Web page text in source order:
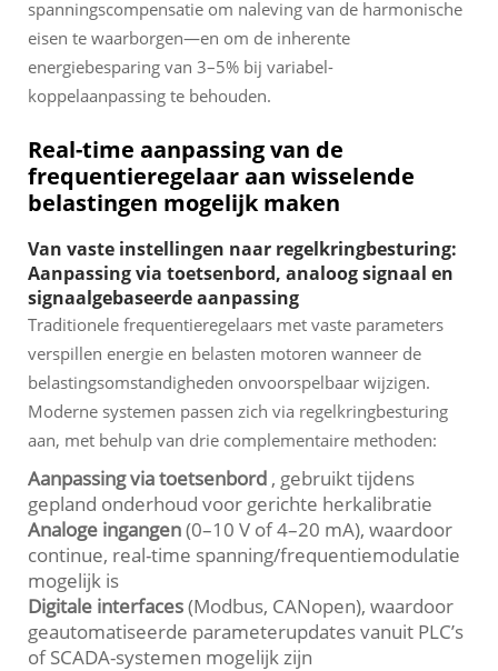
spanningscompensatie om naleving van de harmonische
eisen te waarborgen—en om de inherente
energiebesparing van 3–5% bij variabel-
koppelaanpassing te behouden.
Real-time aanpassing van de
frequentieregelaar aan wisselende
belastingen mogelijk maken
Van vaste instellingen naar regelkringbesturing:
Aanpassing via toetsenbord, analoog signaal en
signaalgebaseerde aanpassing
Traditionele frequentieregelaars met vaste parameters
verspillen energie en belasten motoren wanneer de
belastingsomstandigheden onvoorspelbaar wijzigen.
Moderne systemen passen zich via regelkringbesturing
aan, met behulp van drie complementaire methoden:
Aanpassing via toetsenbord , gebruikt tijdens
gepland onderhoud voor gerichte herkalibratie
Analoge ingangen(0–10 V of 4–20 mA), waardoor
continue, real-time spanning/frequentiemodulatie
mogelijk is
Digitale interfaces(Modbus, CANopen), waardoor
geautomatiseerde parameterupdates vanuit PLC’s
of SCADA-systemen mogelijk zijn